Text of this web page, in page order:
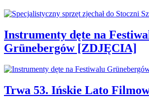
Instrumenty dęte na
Grünebergów [ZDJĘCIA]
Trwa 53. Ińskie Lato